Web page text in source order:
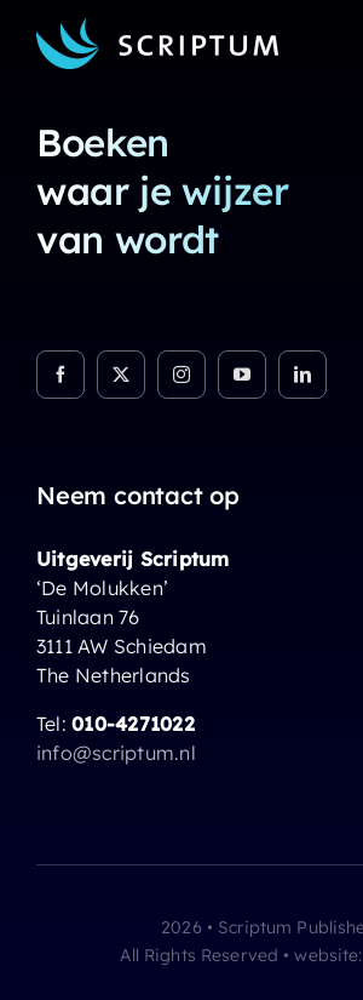
Boeken
waar je wijzer
van wordt
Neem contact op
Uitgeverij Scriptum
‘De Molukken’
Tuinlaan 76
3111 AW Schiedam
The Netherlands
Tel:010-4271022
info@scriptum.nl
2026 • Scriptum
All Rights Reserved • website: